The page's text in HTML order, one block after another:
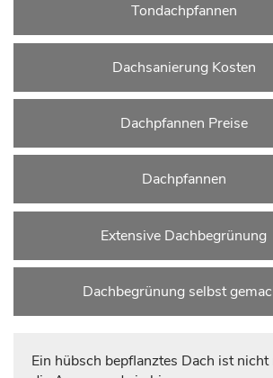
Tondachpfannen
Dachsanierung Kosten
Dachpfannen Preise
Dachpfannen
Extensive Dachbegrünung
Dachbegrünung selbst
Ein hübsch bepflanztes Dach ist